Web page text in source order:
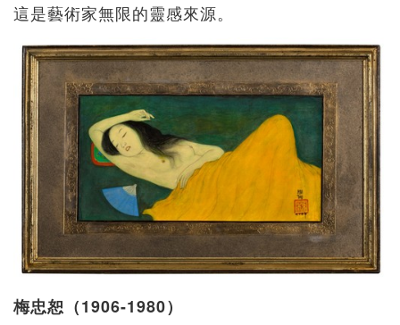
這是藝術家無限的靈感來源。
梅忠恕（1906-1980）